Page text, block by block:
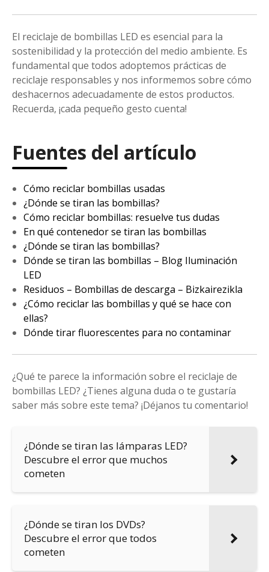
El reciclaje de bombillas LED es esencial para la
sostenibilidad y la protección del medio ambiente. Es
fundamental que todos adoptemos prácticas de
reciclaje responsables y nos informemos sobre cómo
deshacernos adecuadamente de estos productos.
Recuerda, ¡cada pequeño gesto cuenta!
Fuentes del artículo
Cómo reciclar bombillas usadas
¿Dónde se tiran las bombillas?
Cómo reciclar bombillas: resuelve tus dudas
En qué contenedor se tiran las bombillas
¿Dónde se tiran las bombillas?
Dónde se tiran las bombillas – Blog Iluminación
LED
Residuos – Bombillas de descarga – Bizkairezikla
¿Cómo reciclar las bombillas y qué se hace con
ellas?
Dónde tirar fluorescentes para no contaminar
¿Qué te parece la información sobre el reciclaje de
bombillas LED? ¿Tienes alguna duda o te gustaría
saber más sobre este tema? ¡Déjanos tu comentario!
¿Dónde se tiran las lámparas LED?
Descubre el error que muchos
cometen
¿Dónde se tiran los DVDs?
Descubre el error que todos
cometen